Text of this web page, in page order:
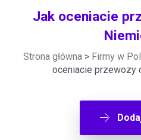
Jak oceniacie
Strona główna> Firmy w
oceniacie przewozy